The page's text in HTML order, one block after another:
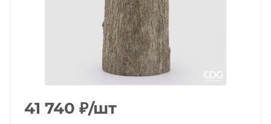
41 740 ₽/шт